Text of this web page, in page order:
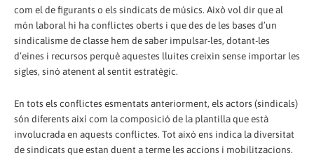
com el de figurants o els sindicats de músics. Això vol dir que al
món laboral hi ha conflictes oberts i que des de les bases d’un
sindicalisme de classe hem de saber impulsar-les, dotant-les
d’eines i recursos perquè aquestes lluites creixin sense importar les
sigles, sinó atenent al sentit estratègic.
En tots els conflictes esmentats anteriorment, els actors (sindicals)
són diferents així com la composició de la plantilla que està
involucrada en aquests conflictes. Tot això ens indica la diversitat
de sindicats que estan duent a terme les accions i mobilitzacions.